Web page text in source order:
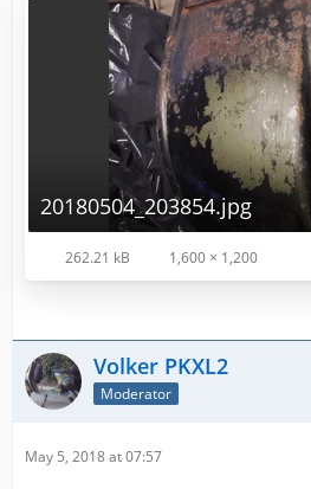
20180504_203854.jpg
262.21 kB 1,600 × 1,200
Volker PKXL2
Moderator
May 5, 2018 at 07:57